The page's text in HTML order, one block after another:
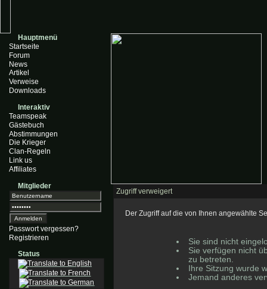
Hauptmenü
Startseite
Forum
News
Artikel
Verweise
Downloads
Interaktiv
Teamspeak
Gästebuch
Abstimmungen
Die Krieger
Clan-Regeln
Link us
Affiliates
Mitglieder
Passwort vergessen?
Registrieren
Status
Zugriff verweigert
Der Zugriff auf die von Ihnen angewählte
Sie sind nicht
Sie verfügen nicht
zu betreten.
Ihre Sitzung wurde
Jemand anderes